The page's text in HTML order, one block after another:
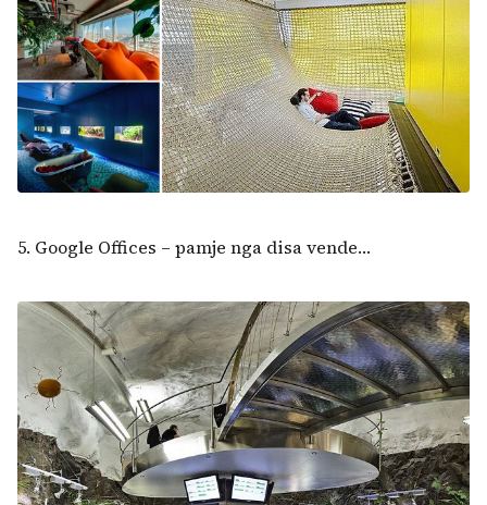
5. Google Offices – pamje nga disa vende…